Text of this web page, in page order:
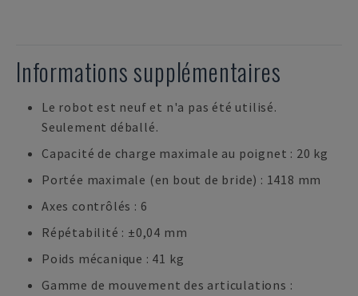
Informations supplémentaires
Le robot est neuf et n'a pas été utilisé.
Seulement déballé.
Capacité de charge maximale au poignet : 20 kg
Portée maximale (en bout de bride) : 1418 mm
Axes contrôlés : 6
Répétabilité : ±0,04 mm
Poids mécanique : 41 kg
Gamme de mouvement des articulations :